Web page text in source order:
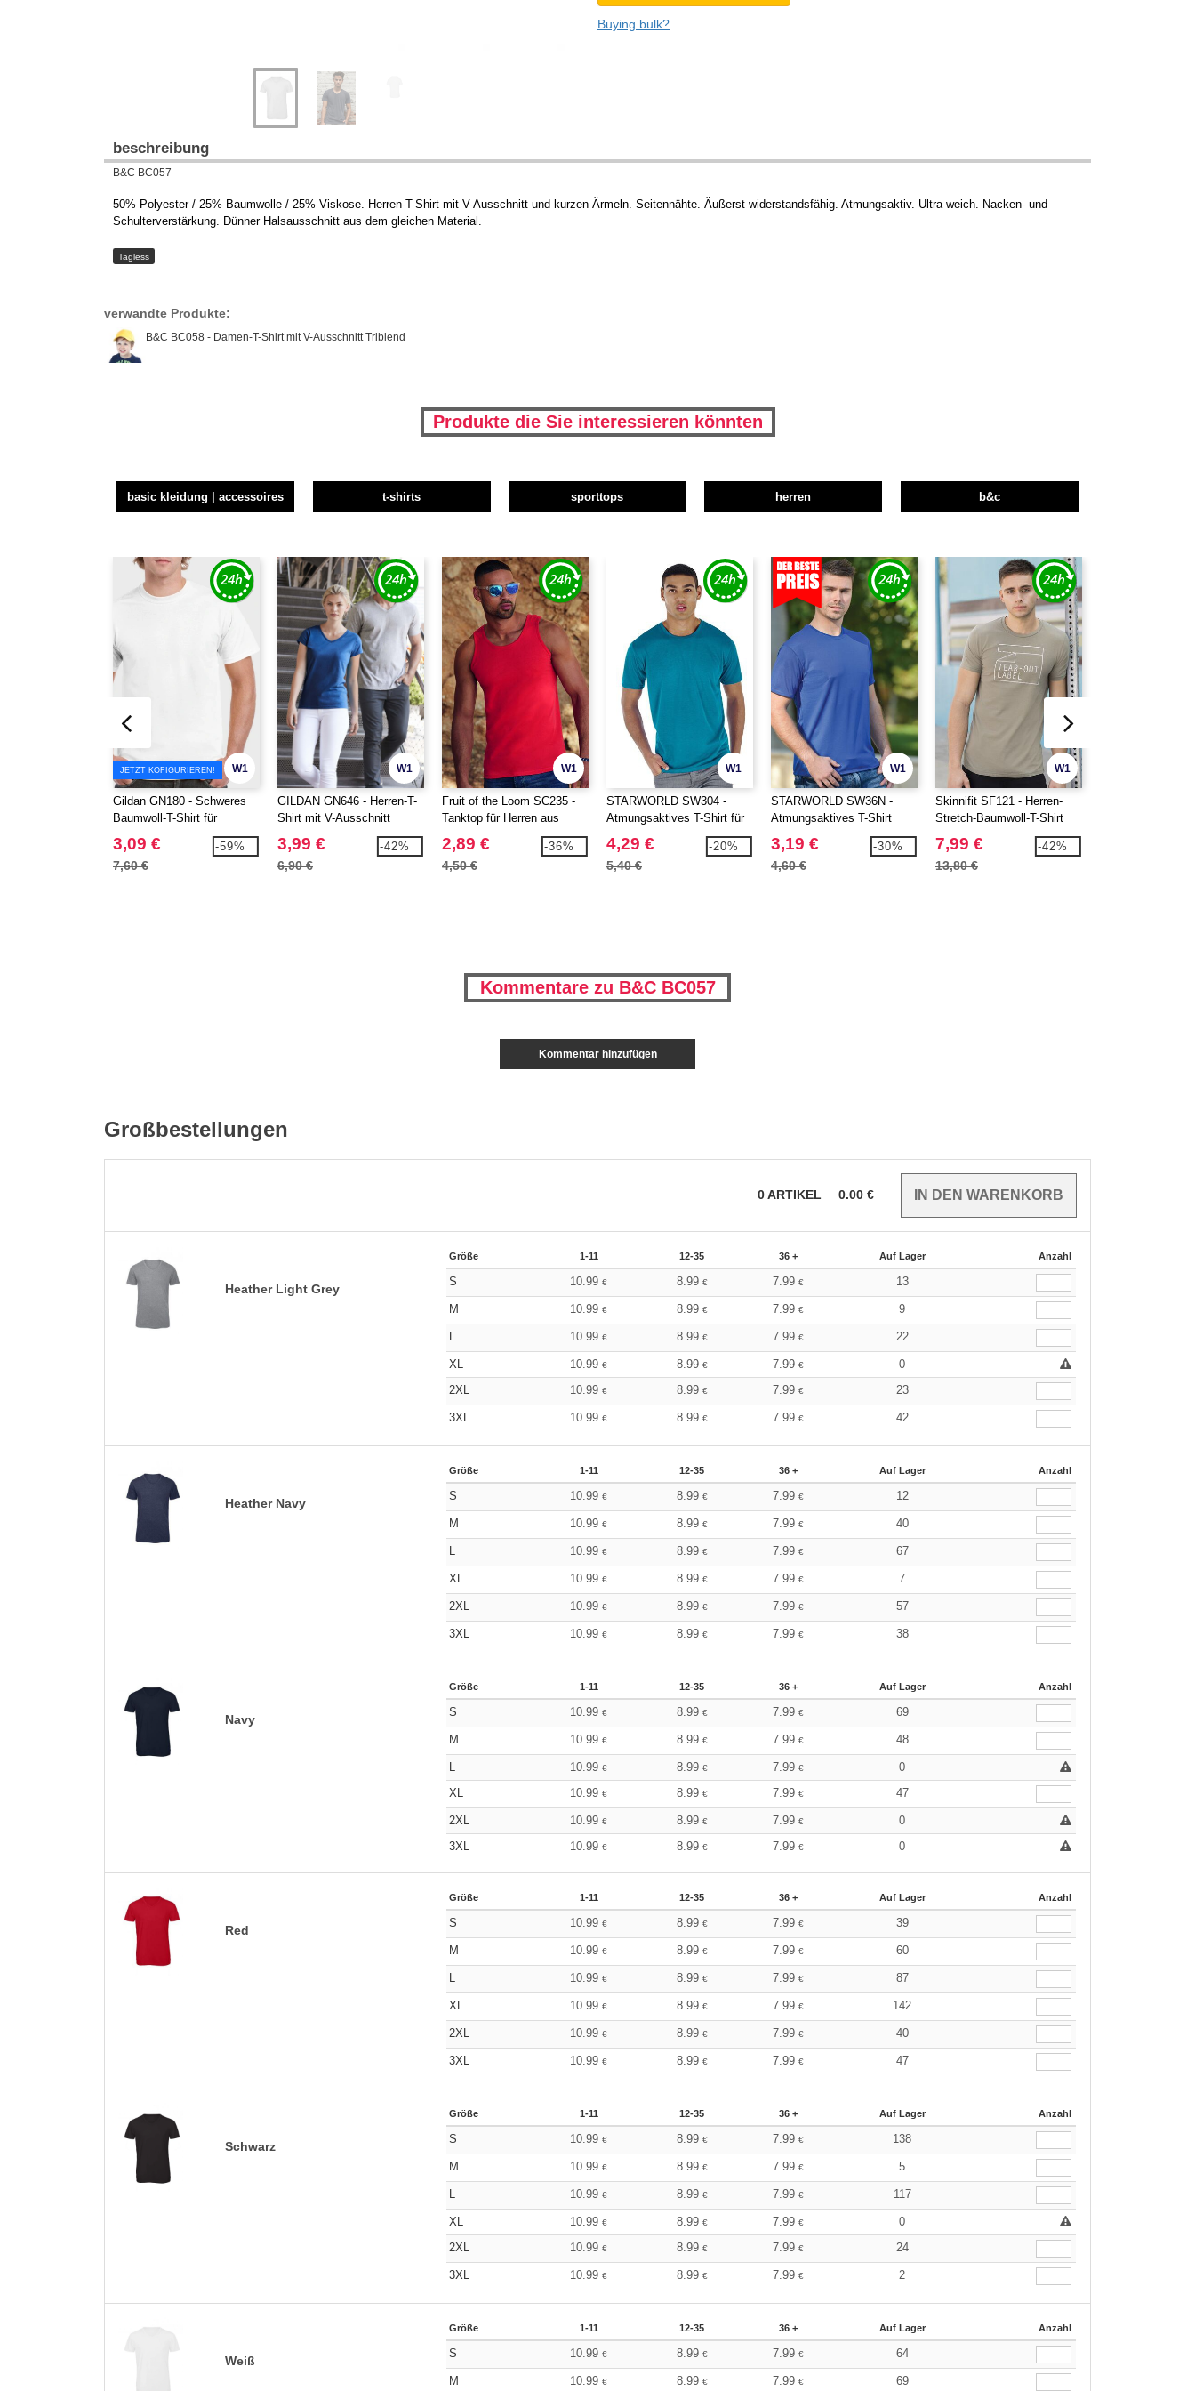
Buying bulk?
beschreibung
B&C BC057
50% Polyester / 25% Baumwolle / 25% Viskose. Herren-T-Shirt mit V-Ausschnitt und kurzen Ärmeln. Seitennähte. Äußerst widerstandsfähig. Atmungsaktiv. Ultra weich. Nacken- und
Schulterverstärkung. Dünner Halsausschnitt aus dem gleichen Material.
Tagless
verwandte Produkte:
B&C BC058 - Damen-T-Shirt mit V-Ausschnitt Triblend
Produkte die Sie interessieren könnten
basic kleidung | accessoires t-shirts sporttops herren b&c
W1
JETZT KOFIGURIEREN!
Gildan GN180 - Schweres
Baumwoll-T-Shirt für
3,09 €
7,60 €
-59%
W1
GILDAN GN646 - Herren-T-
Shirt mit V-Ausschnitt
3,99 €
6,90 €
-42%
W1
Fruit of the Loom SC235 -
Tanktop für Herren aus
2,89 €
4,50 €
-36%
W1
STARWORLD SW304 -
Atmungsaktives T-Shirt für
4,29 €
5,40 €
-20%
W1
STARWORLD SW36N -
Atmungsaktives T-Shirt
3,19 €
4,60 €
-30%
W1
Skinnifit SF121 - Herren-
Stretch-Baumwoll-T-Shirt
7,99 €
13,80 €
-42%
Kommentare zu B&C BC057
Kommentar hinzufügen
Großbestellungen
0ARTIKEL 0.00 €
Heather Light Grey
Größe 1-11 12-35 36 + Auf Lager Anzahl
S 10.99€ 8.99 € 7.99 € 13
M 10.99€ 8.99 € 7.99 € 9
L 10.99€ 8.99 € 7.99 € 22
XL 10.99€ 8.99 € 7.99 €
0
2XL
10.99€ 8.99 € 7.99 € 23
3XL 10.99€ 8.99 € 7.99 € 42
Heather Navy
Größe 1-11 12-35 36 + Auf Lager Anzahl
S 10.99€ 8.99 € 7.99 € 12
M 10.99€ 8.99 € 7.99 € 40
L 10.99€ 8.99 € 7.99 € 67
XL 10.99€ 8.99 € 7.99 € 7
2XL 10.99€ 8.99 € 7.99 € 57
3XL 10.99€ 8.99 € 7.99 € 38
Navy
Größe 1-11 12-35 36 + Auf Lager Anzahl
S 10.99€ 8.99 € 7.99 € 69
M 10.99€ 8.99 € 7.99 € 48
L 10.99€ 8.99 € 7.99 €
0
XL
10.99€ 8.99 € 7.99 € 47
2XL 10.99€ 8.99 € 7.99 €
0
3XL
10.99€ 8.99 € 7.99 € 0
Red
Größe 1-11 12-35 36 + Auf Lager Anzahl
S 10.99€ 8.99 € 7.99 € 39
M 10.99€ 8.99 € 7.99 € 60
L 10.99€ 8.99 € 7.99 € 87
XL 10.99€ 8.99 € 7.99 € 142
2XL 10.99€ 8.99 € 7.99 € 40
3XL 10.99€ 8.99 € 7.99 € 47
Schwarz
Größe 1-11 12-35 36 + Auf Lager Anzahl
S 10.99€ 8.99 € 7.99 € 138
M 10.99€ 8.99 € 7.99 € 5
L 10.99€ 8.99 € 7.99 € 117
XL 10.99€ 8.99 € 7.99 €
0
2XL
10.99€ 8.99 € 7.99 € 24
3XL 10.99€ 8.99 € 7.99 € 2
Weiß
Größe 1-11 12-35 36 + Auf Lager Anzahl
S 10.99€ 8.99 € 7.99 € 64
M 10.99€ 8.99 € 7.99 € 69